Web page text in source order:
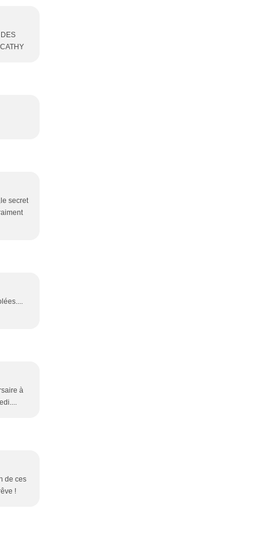
secret
à
de ces
!